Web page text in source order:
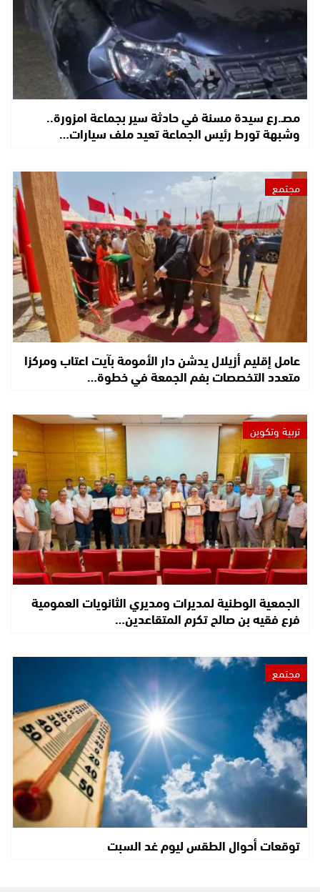
مصـ.رع سيدة مسنة في حادثة سير بجماعة امزورة..
وشبهة تورط رئيس الجماعة تعيد ملف سيارات…
مجتمع
عامل إقليم أزيلال يدشن دار الأمومة بآيت اعتاب ومركزا
متعدد التخصصات بفم الجمعة في خطوة…
تربية وتكوين
الجمعية الوطنية لمديرات ومديري الثانويات العمومية
فرع فقيه بن صالح تكرم المتقاعدين…
مجتمع
توقعات أحوال الطقس ليوم غد السبت